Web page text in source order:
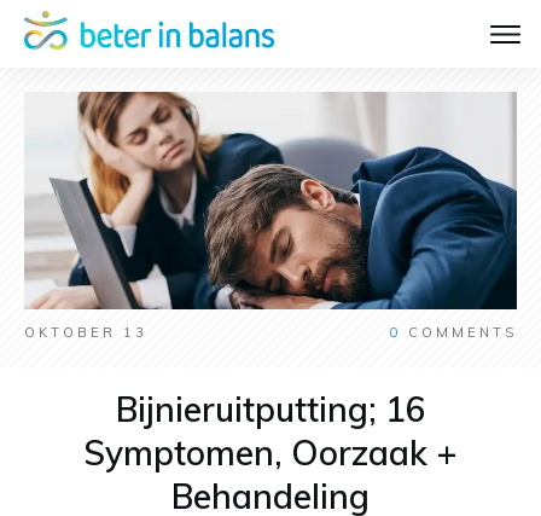
OKTOBER 13 0 COMMENTS
Bijnieruitputting; 16
Symptomen, Oorzaak +
Behandeling